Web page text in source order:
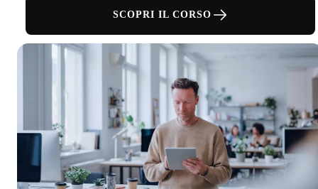
SCOPRI IL CORSO